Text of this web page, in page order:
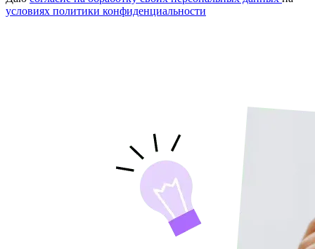
условиях политики конфиденциальности